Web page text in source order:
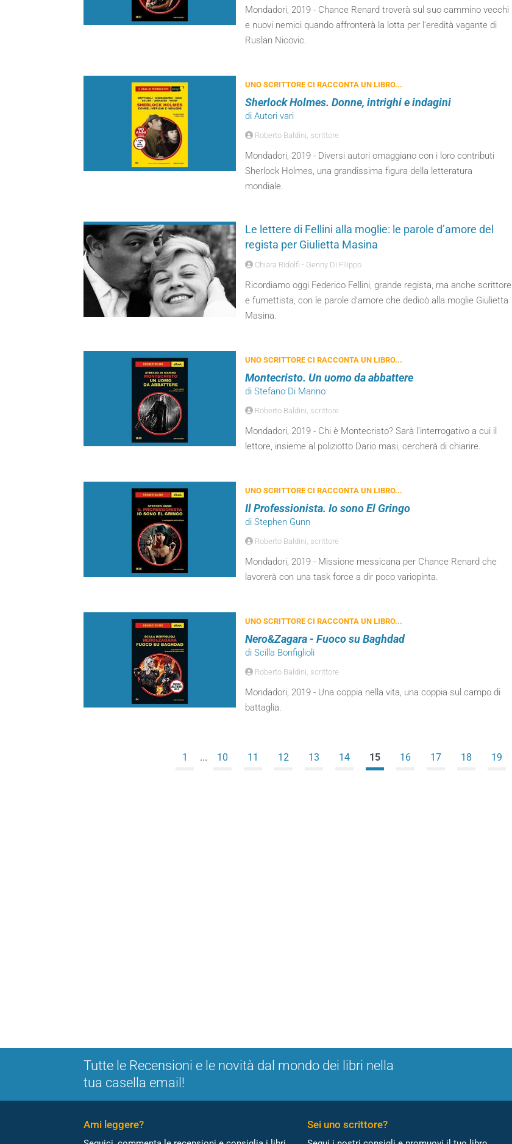
Mondadori, 2019 - Chance Renard troverà sul suo cammino vecchi
e nuovi nemici quando affronterà la lotta per l’eredità vagante di
Ruslan Nicovic.
UNO SCRITTORE CI RACCONTA UN LIBRO...
Sherlock Holmes. Donne, intrighi e indagini
di Autori vari
Roberto Baldini, scrittore
Mondadori, 2019 - Diversi autori omaggiano con i loro contributi
Sherlock Holmes, una grandissima figura della letteratura
mondiale.
Le lettere di Fellini alla moglie: le parole d’amore del
regista per Giulietta Masina
Chiara Ridolfi - Genny Di Filippo
Ricordiamo oggi Federico Fellini, grande regista, ma anche scrittore
e fumettista, con le parole d’amore che dedicò alla moglie Giulietta
Masina.
UNO SCRITTORE CI RACCONTA UN LIBRO...
Montecristo. Un uomo da abbattere
di Stefano Di Marino
Roberto Baldini, scrittore
Mondadori, 2019 - Chi è Montecristo? Sarà l’interrogativo a cui il
lettore, insieme al poliziotto Dario masi, cercherà di chiarire.
UNO SCRITTORE CI RACCONTA UN LIBRO...
Il Professionista. Io sono El Gringo
di Stephen Gunn
Roberto Baldini, scrittore
Mondadori, 2019 - Missione messicana per Chance Renard che
lavorerà con una task force a dir poco variopinta.
UNO SCRITTORE CI RACCONTA UN LIBRO...
Nero&Zagara - Fuoco su Baghdad
di Scilla Bonfiglioli
Roberto Baldini, scrittore
Mondadori, 2019 - Una coppia nella vita, una coppia sul campo di
battaglia.
1 ... 10 11 12 13 14 15 16 17 18 19
Tutte le Recensioni e le novità dal mondo dei libri nella
tua casella email!
Ami leggere? Sei uno scrittore?